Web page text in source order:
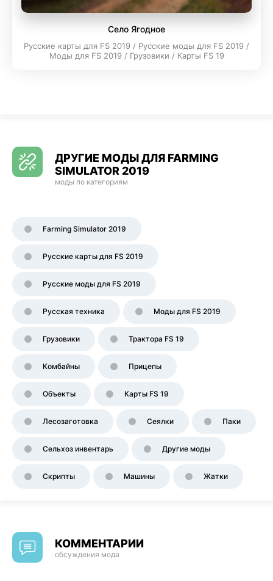
Село Ягодное
Русские карты для FS 2019 / Русские моды для FS 2019 /
Моды для FS 2019 / Грузовики / Карты FS 19
ДРУГИЕ МОДЫ ДЛЯ FARMING
SIMULATOR 2019
моды по категориям
Farming Simulator 2019
Русские карты для FS 2019
Русские моды для FS 2019
Русская техника Моды для FS 2019
Грузовики Трактора FS 19
Комбайны Прицепы
Объекты Карты FS 19
Лесозаготовка Сеялки Паки
Сельхоз инвентарь Другие моды
Скрипты Машины Жатки
КОММЕНТАРИИ
обсуждения мода